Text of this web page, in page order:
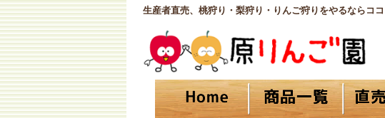
生産者直売、桃狩り・梨狩り・りんご狩りをやるならコ